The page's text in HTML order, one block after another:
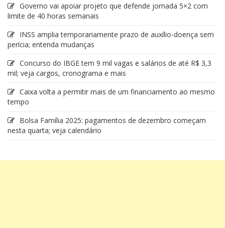
Governo vai apoiar projeto que defende jornada 5×2 com
limite de 40 horas semanais
INSS amplia temporariamente prazo de auxílio-doença sem
perícia; entenda mudanças
Concurso do IBGE tem 9 mil vagas e salários de até R$ 3,3
mil; veja cargos, cronograma e mais
Caixa volta a permitir mais de um financiamento ao mesmo
tempo
Bolsa Família 2025: pagamentos de dezembro começam
nesta quarta; veja calendário